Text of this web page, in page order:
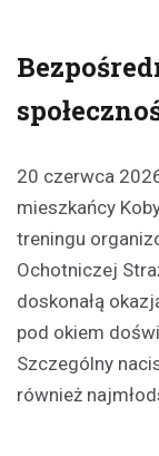
20 czerwca
mieszkańcy
treningu
Ochotniczej
doskonałą
pod okiem
Szczególny
również